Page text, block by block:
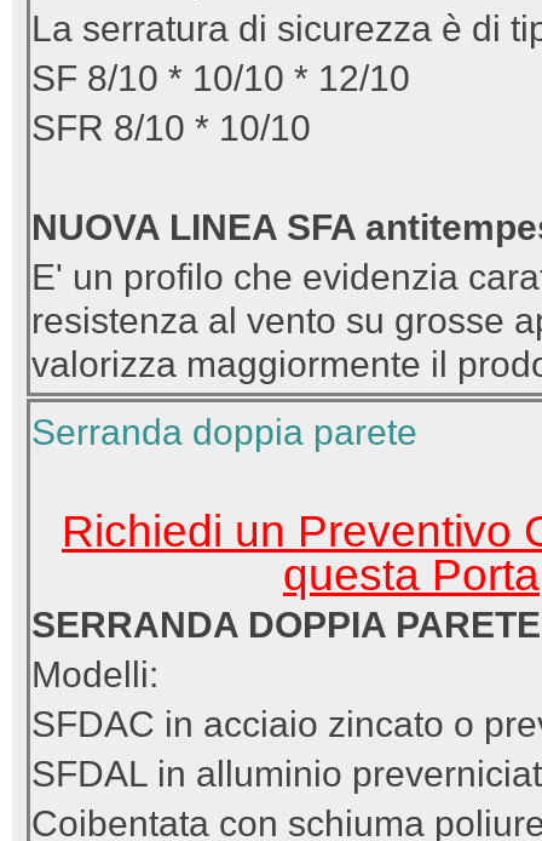
La serratura di sicurezza è di
SF 8/10 * 10/10 * 12/10
SFR 8/10 * 10/10
NUOVA LINEA SFA
E' un profilo che evidenzia
resistenza al vento su grosse
valorizza maggiormente il
Serranda doppia parete
Richiedi un Preventivo
questa Porta
SERRANDA DOPPIA PARETE
Modelli:
SFDAC in acciaio zincato o
SFDAL in alluminio
Coibentata con schiuma